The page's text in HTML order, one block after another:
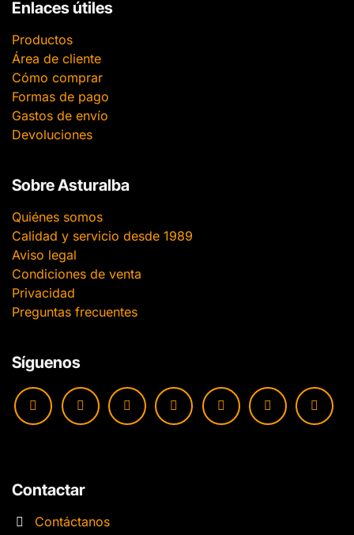
Enlaces útiles
Productos
Área de cliente
Cómo comprar
Formas de pago
Gastos de envío
Devoluciones
Sobre Asturalba
Quiénes somos
Calidad y servicio desde 1989
Aviso legal
Condiciones de venta
Privacidad
Preguntas frecuentes
Síguenos
Contactar
Contáctanos